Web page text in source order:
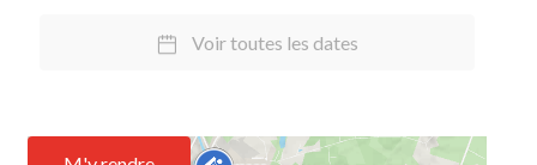
Voir toutes les dates